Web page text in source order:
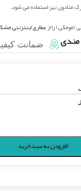
متادون نیز استفاده می شود.
(مومکی) را ازعطاری اینترنتی
مندی ضمانت
افزودن به سبد خرید